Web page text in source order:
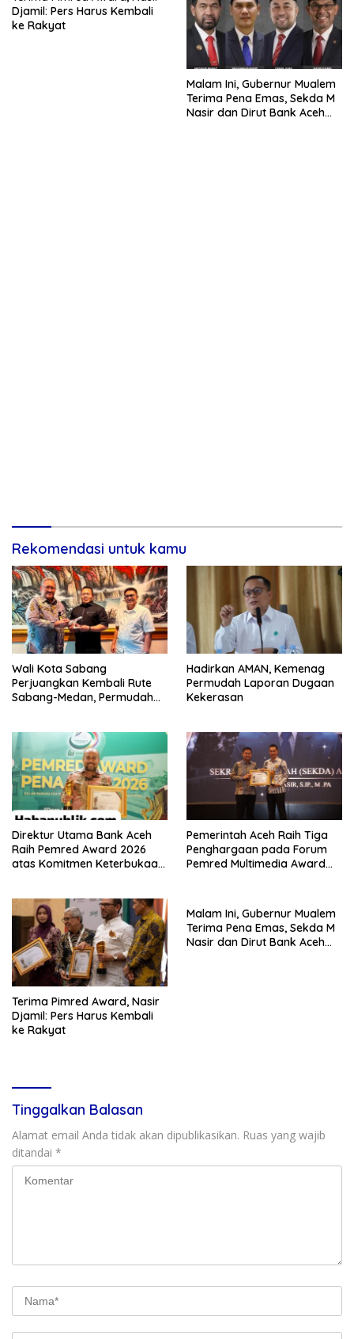
Djamil: Pers Harus Kembali
ke Rakyat
Malam Ini, Gubernur Mualem
Terima Pena Emas, Sekda M
Nasir dan Dirut Bank Aceh
Rekomendasi untuk kamu
Wali Kota Sabang
Perjuangkan Kembali Rute
Sabang-Medan, Permudah
Hadirkan AMAN, Kemenag
Permudah Laporan Dugaan
Kekerasan
Direktur Utama Bank Aceh
Raih Pemred Award 2026
atas Komitmen Keterbukaan
Pemerintah Aceh Raih Tiga
Penghargaan pada Forum
Pemred Multimedia Award
Terima Pimred Award, Nasir
Djamil: Pers Harus Kembali
ke Rakyat
Malam Ini, Gubernur Mualem
Terima Pena Emas, Sekda M
Nasir dan Dirut Bank Aceh
Tinggalkan Balasan
Alamat email Anda tidak akan dipublikasikan. Ruas yang wajib
ditandai *